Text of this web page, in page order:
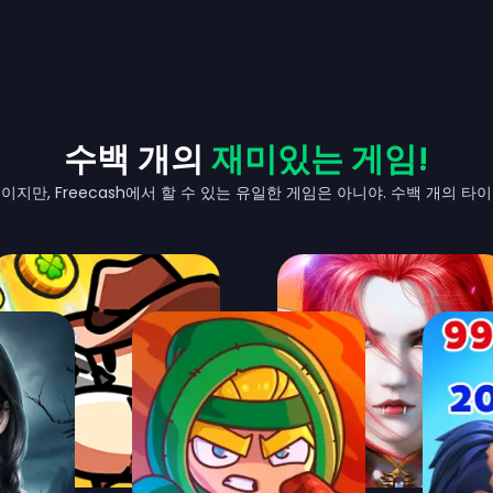
수백 개의 재미있는 게임!
지만, Freecash에서 할 수 있는 유일한 게임은 아니야. 수백 개의 타